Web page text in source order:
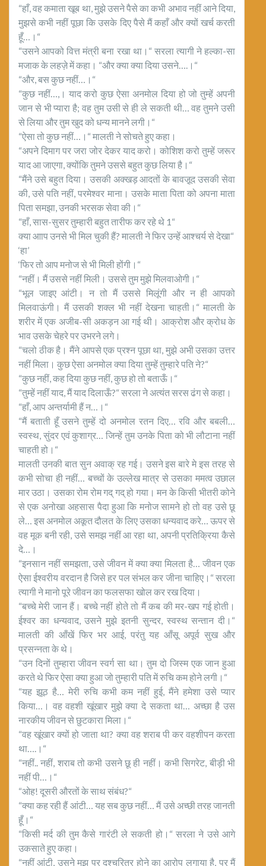
“हाँ, वह कमाता खूब था, मुझे उसने पैसे का कभी अभाव नहीं आने दिया,
मुझसे कभी नहीं पूछा कि उसके दिए पैसे मैं कहाँ और क्यों खर्च करती
हूँ…।“
“उसने आपको वित्त मंत्री बना रखा था।“ सरला त्यागी ने हल्का-सा
मजाक के लहज़े में कहा। “और क्या क्या दिया उसने….।“
“और, बस कुछ नहीं…।“
“कुछ नहीं…,। याद करो कुछ ऐसा अनमोल दिया हो जो तुम्हें अपनी
जान से भी प्यारा है; वह तुम उसी से ही ले सकती थी… वह तुमने उसी
से लिया और तुम खुद को धन्य मानने लगी।“
“ऐसा तो कुछ नहीं…।“ मालती ने सोचते हुए कहा।
“अपने दिमाग पर जरा जोर देकर याद करो। कोशिश करो तुम्हें जरूर
याद आ जाएगा, क्योंकि तुमने उससे बहुत कुछ लिया है।“
“मैंने उसे बहुत दिया। उसकी अक्खड़ आदतों के बावजू़द उसकी सेवा
की, उसे पति नहीं, परमेश्वर माना। उसके माता पिता को अपना माता
पिता समझा, उनकी भरसक सेवा की।“
“हाँ, सास-सुसर तुम्हारी बहुत तारीफ कर रहे थे 1“
क्या आाप उनसे भी मिल चुकी हैं? मालती ने फिर उन्हें आश्चर्य से देखा“
‘हा’
‘फिर तो आप मनोज से भी मिली होंगी।“
“नहीं। मैं उससे नहीं मिली। उससे तुम मुझे मिलवाओगी।“
“भूल जाइए आंटी। न तो मैं उससे मिलूंगी और न ही आपको
मिलवाऊंगी। मैं उसकी शक्ल भी नहीं देखना चाहती।“ मालती के
शरीर में एक अजीब-सी अकड़न आ गई थी। आक्रोश और क्रोध के
भाव उसके चेहरे पर उभरने लगे।
“चलो ठीक है। मैंने आपसे एक प्रश्न पूछा था, मुझे अभी उसका उत्तर
नहीं मिला। कुछ ऐसा अनमोल क्या दिया तुम्हें तुम्हारे पति ने?“
“कुछ नहीं, कह दिया कुछ नहीं, कुछ हो तो बताऊँ।“
“तुम्हें नहीं याद, मैं याद दिलाऊँ?“ सरला ने अत्यंत सरस ढंग से कहा।
“हाँ, आप अन्तर्यामी हैं न…।“
“मैं बताती हूँ उसने तुम्हें दो अनमोल रतन दिए… रवि और बबली…
स्वस्थ, सुंदर एवं कुशाग्र… जिन्हें तुम उनके पिता को भी लौटाना नहीं
चाहती हो।“
मालती उनकी बात सुन अवाक् रह गई। उसने इस बारे मे इस तरह से
कभी सोचा ही नहीं… बच्चों के उल्लेख मात्र से उसका ममत्व उछाल
मार उठा। उसका रोम रोम गद् गद् हो गया। मन के किसी भीतरी कोने
से एक अनोखा अहसास पैदा हुआ कि मनोज सामने हो तो वह उसे छू
ले… इस अनमोल अकूत दौलत के लिए उसका धन्यवाद करे… ऊपर से
वह मूक बनी रही, उसे समझ नहीं आ रहा था, अपनी प्रतिक्रिया कैसे
दे…।
“इनसान नहीं समझता, उसे जीवन में क्या क्या मिलता है… जीवन एक
ऐसा ईश्वरीय वरदान है जिसे हर पल संभल कर जीना चाहिए।“ सरला
त्यागी ने मानो पूरे जीवन का फलसफा खोल कर रख दिया।
“बच्चे मेरी जान हैं। बच्चे नहीं होते तो मैं कब की मर-खप गई होती।
ईश्वर का धन्यवाद, उसने मुझे इतनी सुन्दर, स्वस्थ सन्तान दी।“
मालती की आँखें फिर भर आई, परंतु यह आँसू अपूर्व सुख और
प्रसन्नता के थे।
“उन दिनों तुम्हारा जीवन स्वर्ग सा था। तुम दो जिस्म एक जान हुआ
करते थे फिर ऐसा क्या हुआ जो तुम्हारी पति में रुचि कम होने लगी।“
“यह झूठ है… मेरी रुचि कभी कम नहीं हुई, मैंने हमेशा उसे प्यार
किया…। वह वहशी खूंखार मुझे क्या दे सकता था… अच्छा है उस
नारकीय जीवन से छुटकारा मिला।“
“वह खूंखार क्यों हो जाता था? क्या वह शराब पी कर वहशीपन करता
था….।“
“नहीं.. नहीं, शराब तो कभी उसने छू ही नहीं। कभी सिगरेट, बीड़ी भी
नहीं पी…।“
“ओह! दूसरी औरतों के साथ संबंध?“
“क्या कह रही हैं आंटी… यह सब कुछ नहीं… मैं उसे अच्छी तरह जानती
हूँ।“
“किसी मर्द की तुम कैसे गारंटी ले सकती हो।“ सरला ने उसे आगे
उकसाते हुए कहा।
“नहीं आंटी, उसने मुझ पर दुश्चरित्र होने का आरोप लगाया है, पर मैं